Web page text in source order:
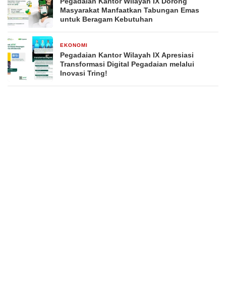
Masyarakat Manfaatkan Tabungan Emas
untuk Beragam Kebutuhan
EKONOMI
Pegadaian Kantor Wilayah IX Apresiasi
Transformasi Digital Pegadaian melalui
Inovasi Tring!